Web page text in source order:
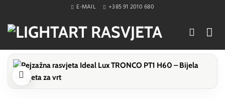
content
E-MAIL +385 91 2010 680